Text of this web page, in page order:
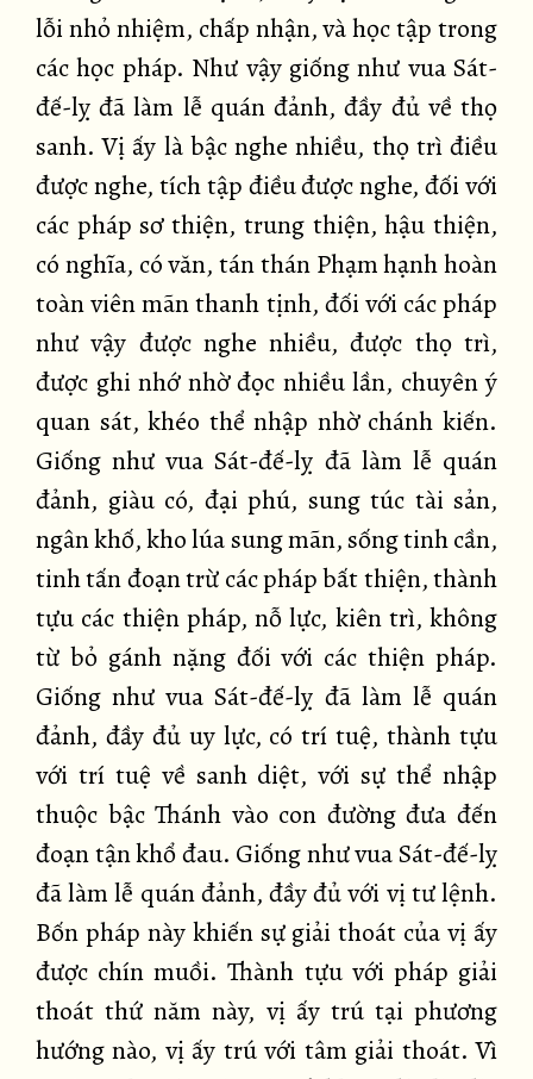
lỗi nhỏ nhiệm, chấp nhận, và học tập trong
các học pháp. Như vậy giống như vua Sát-
đế-lỵ đã làm lễ quán đảnh, đầy đủ về thọ
sanh. Vị ấy là bậc nghe nhiều, thọ trì điều
được nghe, tích tập điều được nghe, đối với
các pháp sơ thiện, trung thiện, hậu thiện,
có nghĩa, có văn, tán thán Phạm hạnh hoàn
toàn viên mãn thanh tịnh, đối với các pháp
như vậy được nghe nhiều, được thọ trì,
được ghi nhớ nhờ đọc nhiều lần, chuyên ý
quan sát, khéo thể nhập nhờ chánh kiến.
Giống như vua Sát-đế-lỵ đã làm lễ quán
đảnh, giàu có, đại phú, sung túc tài sản,
ngân khố, kho lúa sung mãn, sống tinh cần,
tinh tấn đoạn trừ các pháp bất thiện, thành
tựu các thiện pháp, nỗ lực, kiên trì, không
từ bỏ gánh nặng đối với các thiện pháp.
Giống như vua Sát-đế-lỵ đã làm lễ quán
đảnh, đầy đủ uy lực, có trí tuệ, thành tựu
với trí tuệ về sanh diệt, với sự thể nhập
thuộc bậc Thánh vào con đường đưa đến
đoạn tận khổ đau. Giống như vua Sát-đế-lỵ
đã làm lễ quán đảnh, đầy đủ với vị tư lệnh.
Bốn pháp này khiến sự giải thoát của vị ấy
được chín muồi. Thành tựu với pháp giải
thoát thứ năm này, vị ấy trú tại phương
hướng nào, vị ấy trú với tâm giải thoát. Vì